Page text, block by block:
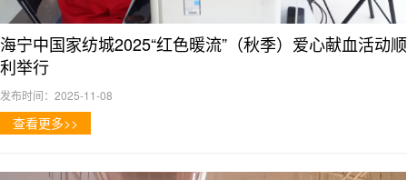
海宁中国家纺城2025“红色暖流”（秋季）爱心献血活动顺
利举行
发布时间：2025-11-08
查看更多>>